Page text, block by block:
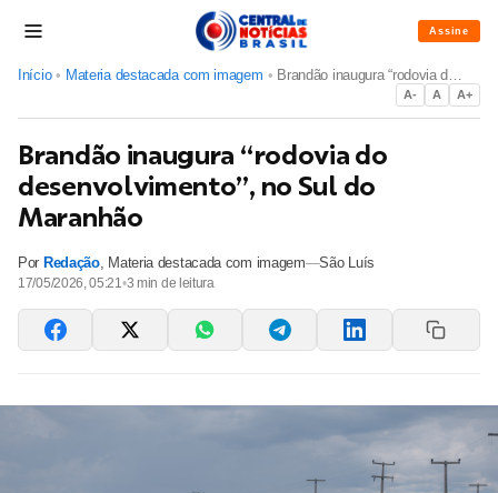
Assine
Início • Materia destacada com imagem • Brandão inaugura “rodovia do desenvolvimento”, no Sul do Mar...
A- A A+
Brandão inaugura “rodovia do
desenvolvimento”, no Sul do
Maranhão
Por Redação, Materia destacada com imagem—São Luís
17/05/2026, 05:21•3 min de leitura